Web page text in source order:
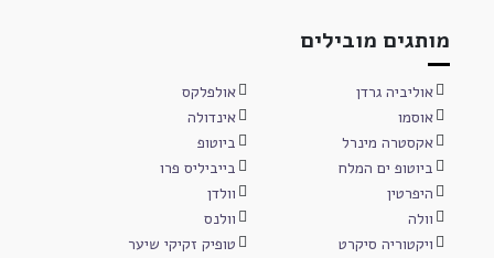
מותגים מובילים
אוליביה גרדן
אולפלקס
אוסמו
אינדולה
אקסטרה מינרל
ביוטופ
ביוטופ ים המלח
בייביליס פרו
היפרטין
וולדן
וולה
וולנס
ויקטוריה סיקרט
טופיק זקיקי שיער